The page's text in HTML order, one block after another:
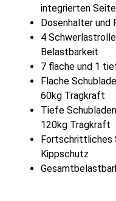
integrierten
Dosenhalter und
4
Belastbarkeit
7 flache und 1
Flache
60kg Tragkraft
Tiefe
120kg Tragkraft
Fortschrittliches
Kippschutz